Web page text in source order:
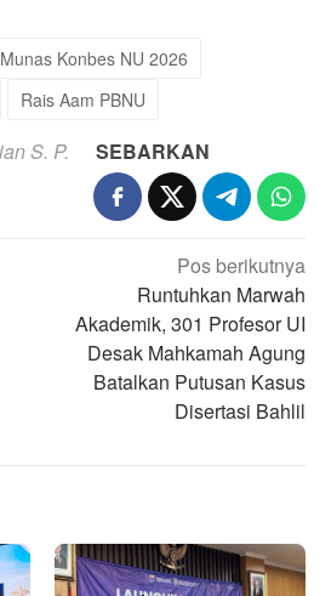
Munas Konbes NU 2026
Rais Aam PBNU
S. P.
SEBARKAN
Pos berikutnya
Runtuhkan Marwah
Akademik, 301 Profesor UI
Desak Mahkamah Agung
Batalkan Putusan Kasus
Disertasi Bahlil